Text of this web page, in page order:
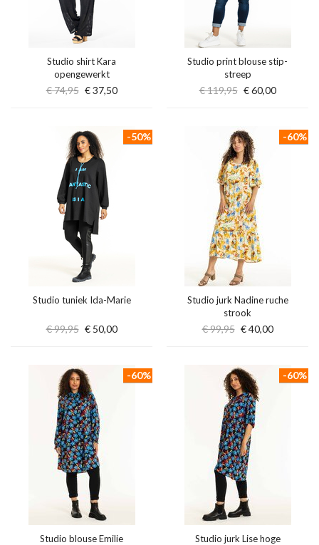
Studio shirt Kara
opengewerkt
€ 74,95 € 37,50
Studio print blouse stip-
streep
€ 119,95 € 60,00
Studio tuniek Ida-Marie
€ 99,95 € 50,00
-50%
Studio jurk Nadine ruche
strook
€ 99,95 € 40,00
-60%
Studio blouse Emilie
-60%
Studio jurk Lise hoge
-60%